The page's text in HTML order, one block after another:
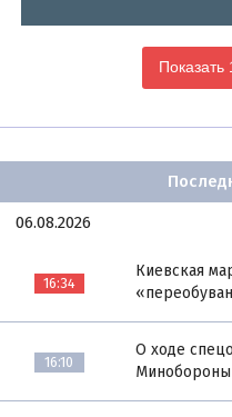
06.08.2026
16:34
Киевская
16:10
О ходе
Минобороны